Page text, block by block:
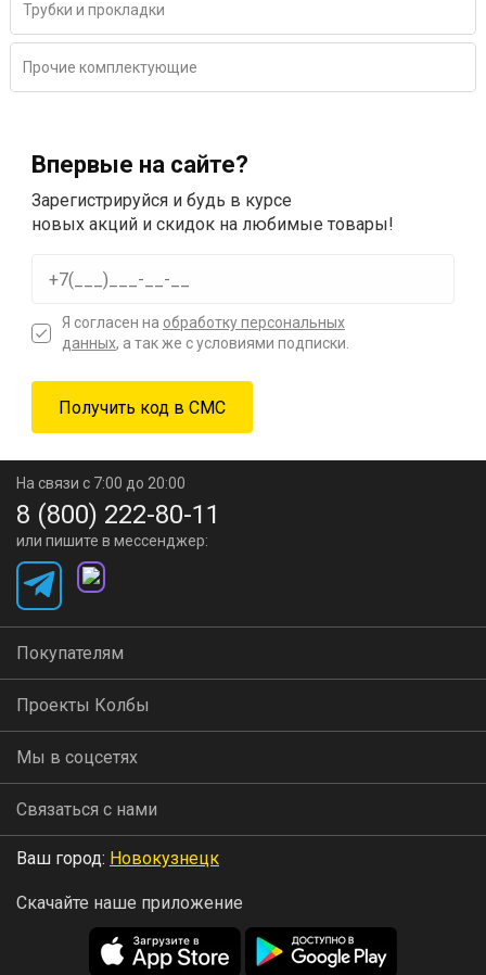
Трубки и прокладки
Прочие комплектующие
Впервые на сайте?
Зарегистрируйся и будь в курсе
новых акций и скидок на любимые товары!
Я согласен на обработку персональных
данных, а так же с условиями подписки.
На связи с 7:00 до 20:00
8 (800) 222-80-11
или пишите в мессенджер:
Покупателям
Проекты Колбы
Мы в соцсетях
Связаться с нами
Ваш город: Новокузнецк
Скачайте наше приложение